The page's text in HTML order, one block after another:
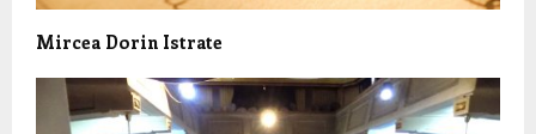
Mircea Dorin Istrate